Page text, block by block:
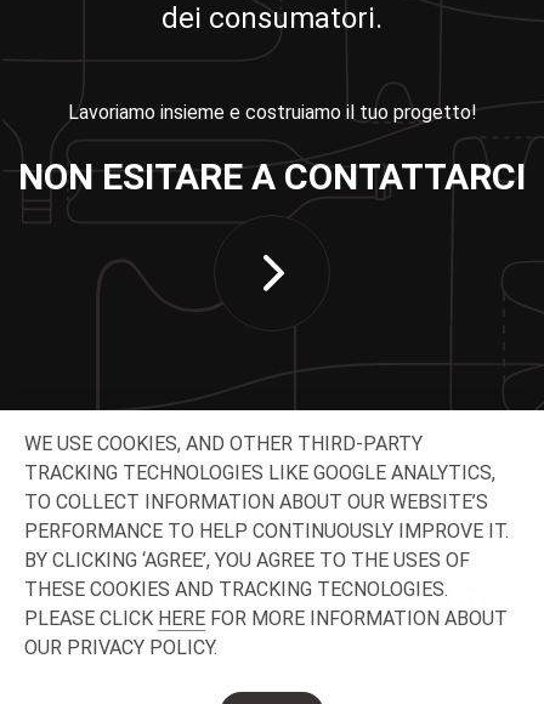
dei consumatori.
Lavoriamo insieme e costruiamo il tuo progetto!
NON ESITARE A CONTATTARCI
WE USE COOKIES, AND OTHER THIRD-PARTY
TRACKING TECHNOLOGIES LIKE GOOGLE ANALYTICS,
TO COLLECT INFORMATION ABOUT OUR WEBSITE’S
PERFORMANCE TO HELP CONTINUOUSLY IMPROVE IT.
BY CLICKING ‘AGREE’, YOU AGREE TO THE USES OF
THESE COOKIES AND TRACKING TECNOLOGIES.
PLEASE CLICK HERE FOR MORE INFORMATION ABOUT
OUR PRIVACY POLICY.